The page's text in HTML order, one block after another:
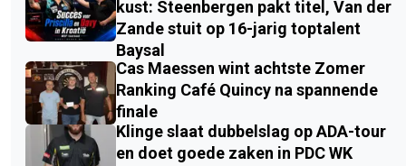
kust: Steenbergen pakt titel, Van der
Zande stuit op 16-jarig toptalent
Baysal
Cas Maessen wint achtste Zomer
Ranking Café Quincy na spannende
finale
Klinge slaat dubbelslag op ADA-tour
en doet goede zaken in PDC WK